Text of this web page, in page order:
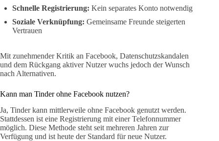
Schnelle Registrierung: Kein separates Konto notwendig
Soziale Verknüpfung: Gemeinsame Freunde steigerten
Vertrauen
Mit zunehmender Kritik an Facebook, Datenschutzskandalen
und dem Rückgang aktiver Nutzer wuchs jedoch der Wunsch
nach Alternativen.
Kann man Tinder ohne Facebook nutzen?
Ja, Tinder kann mittlerweile ohne Facebook genutzt werden.
Stattdessen ist eine Registrierung mit einer Telefonnummer
möglich. Diese Methode steht seit mehreren Jahren zur
Verfügung und ist heute der Standard für neue Nutzer.